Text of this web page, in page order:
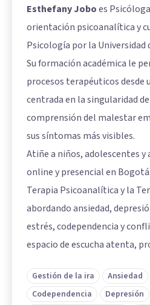
Esthefany Joboes
orientación psicoanalítica y
Psicología por la
Su formación académica le
procesos terapéuticos desde
centrada en la singularidad
comprensión del malestar
sus síntomas más visibles.
Atiñe a niños, adolescentes
online y presencial en
Terapia Psicoanalítica y la
abordando ansiedad,
estrés, codependencia y
espacio de escucha atenta,
Gestión de la ira Ansiedad
Codependencia
Depresión